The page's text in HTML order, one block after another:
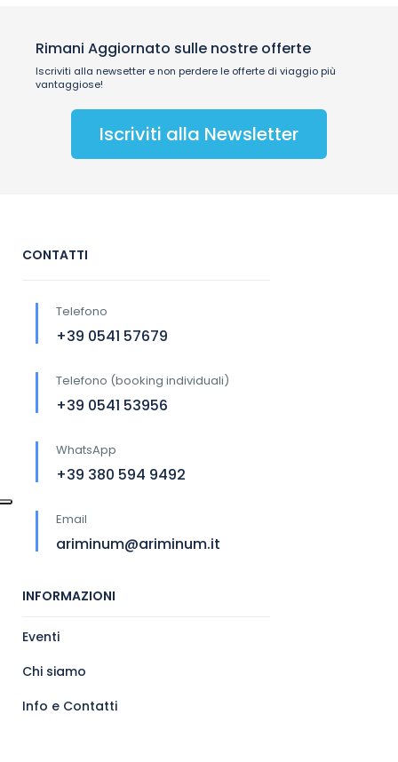
Rimani Aggiornato sulle nostre offerte
Iscriviti alla newsetter e non perdere le offerte di viaggio più
vantaggiose!
Iscriviti alla Newsletter
CONTATTI
Telefono
+39 0541 57679
Telefono (booking individuali)
+39 0541 53956
WhatsApp
+39 380 594 9492
Email
ariminum@ariminum.it
INFORMAZIONI
Eventi
Chi siamo
Info e Contatti